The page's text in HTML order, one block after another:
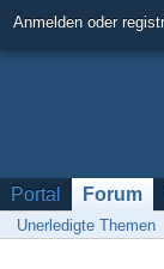
Anmelden oder
Portal Forum
Unerledigte Themen